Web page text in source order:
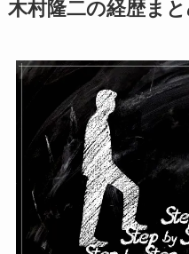
木村隆二の経歴まと